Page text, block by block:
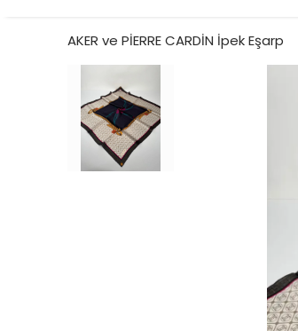
AKER ve PİERRE CARDİN İpek Eşarp